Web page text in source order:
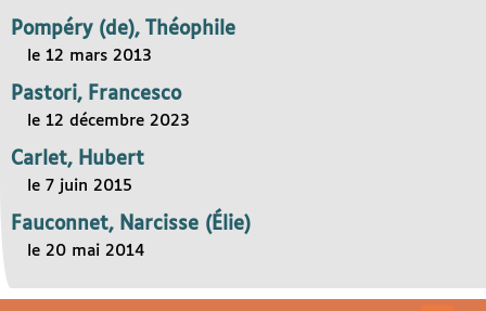
Pompéry (de), Théophile
le 12 mars 2013
Pastori, Francesco
le 12 décembre 2023
Carlet, Hubert
le 7 juin 2015
Fauconnet, Narcisse (Élie)
le 20 mai 2014